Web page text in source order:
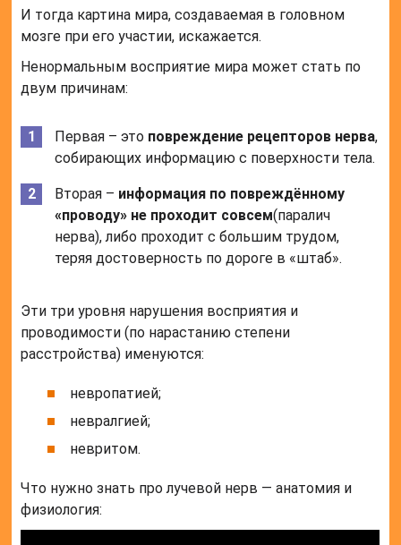
И тогда картина мира, создаваемая в головном
мозге при его участии, искажается.
Ненормальным восприятие мира может стать по
двум причинам:
Первая – это повреждение рецепторов нерва,
собирающих информацию с поверхности тела.
Вторая – информация по повреждённому
«проводу» не проходит совсем(паралич
нерва), либо проходит с большим трудом,
теряя достоверность по дороге в «штаб».
Эти три уровня нарушения восприятия и
проводимости (по нарастанию степени
расстройства) именуются:
невропатией;
невралгией;
невритом.
Что нужно знать про лучевой нерв — анатомия и
физиология: